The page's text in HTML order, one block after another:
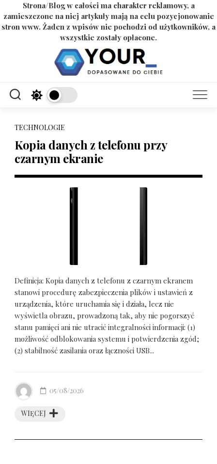
Strona/Blog w całości ma charakter reklamowy, a
zamieszczone na niej artykuły mają na celu pozycjonowanie
stron www. Żaden z wpisów nie pochodzi od użytkowników, a
wszystkie zostały opłacone.
TECHNOLOGIE
Kopia danych z telefonu przy
czarnym ekranie
Definicja: Kopia danych z telefonu z czarnym ekranem
stanowi procedurę zabezpieczenia plików i ustawień z
urządzenia, które uruchamia się i działa, lecz nie
wyświetla obrazu, prowadzoną tak, aby nie pogorszyć
stanu pamięci ani nie utracić integralności informacji: (1)
możliwość odblokowania systemu i potwierdzenia zgód;
(2) stabilność zasilania oraz łączności USB...
WIĘCEJ
05/08/2026